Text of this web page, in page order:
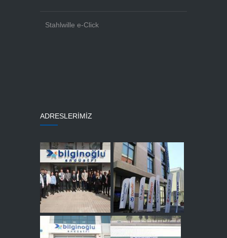
Stahlwille e-Click
ADRESLERİMİZ